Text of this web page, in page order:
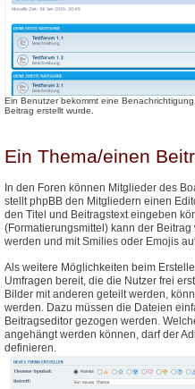
Ein Benutzer bekommt eine
Beitrag erstellt wurde.
Ein Thema/einen
In den Foren können Mitglieder des
stellt phpBB den Mitgliedern einen
den Titel und Beitragstext eingeben
(Formatierungsmittel) kann der
werden und mit Smilies oder Emojis
Als weitere Möglichkeiten beim
Umfragen bereit, die die Nutzer frei
Bilder mit anderen geteilt werden,
werden. Dazu müssen die Dateien
Beitragseditor gezogen werden.
angehängt werden können, darf der
definieren.